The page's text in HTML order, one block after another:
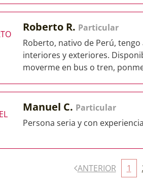
Roberto R. Particular
Roberto, nativo de Perú,
interiores y exteriores.
moverme en bus o tren,
Manuel C. Particular
Persona seria y con
ANTERIOR 1